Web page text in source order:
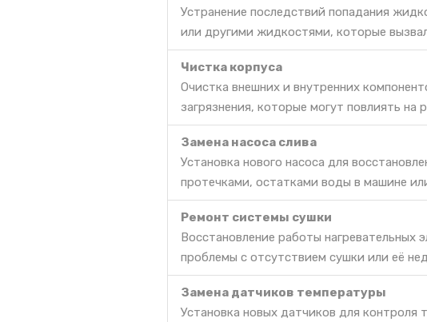
Устранение последствий попадания
или другими жидкостями, которые
Чистка корпуса
Очистка внешних и внутренних
загрязнения, которые могут повлиять на
Замена насоса слива
Установка нового насоса для
протечками, остатками воды в машине
Ремонт системы сушки
Восстановление работы нагревательных
проблемы с отсутствием сушки или её
Замена датчиков температуры
Установка новых датчиков для